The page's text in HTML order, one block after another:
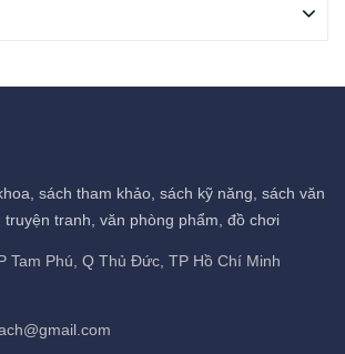
sách tham khảo, sách kỹ năng, sách văn
truyện tranh, văn phòng phẩm, đồ chơi
Tam Phú, Q Thủ Đức, TP Hồ Chí Minh